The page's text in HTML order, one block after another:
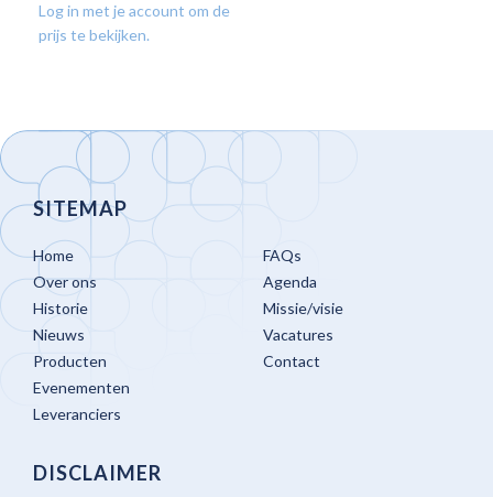
Log in met je account om de
prijs te bekijken.
SITEMAP
Home
Over ons
Historie
Nieuws
Producten
Evenementen
Leveranciers
FAQs
Agenda
Missie/visie
Vacatures
Contact
DISCLAIMER